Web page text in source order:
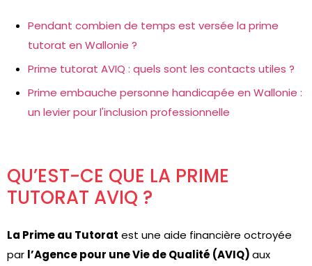
Pendant combien de temps est versée la prime
tutorat en Wallonie ?
Prime tutorat AVIQ : quels sont les contacts utiles ?
Prime embauche personne handicapée en Wallonie :
un levier pour l'inclusion professionnelle
QU’EST-CE QUE LA PRIME
TUTORAT AVIQ ?
La Prime au Tutorat est une aide financière octroyée
par l’Agence pour une Vie de Qualité (AVIQ)aux